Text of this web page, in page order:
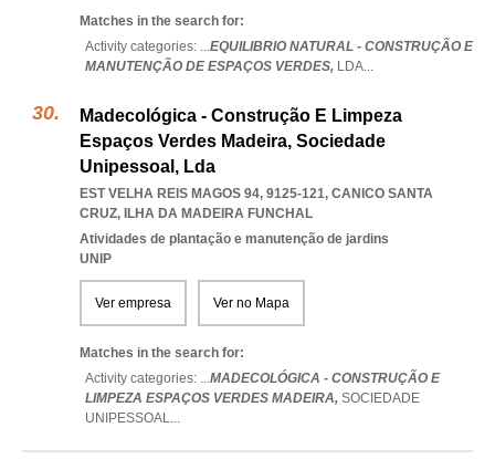
Matches in the search for:
Activity categories: ...EQUILIBRIO NATURAL - CONSTRUÇÃO E
MANUTENÇÃO DE ESPAÇOS VERDES, LDA...
Madecológica - Construção E Limpeza
Espaços Verdes Madeira, Sociedade
Unipessoal, Lda
EST VELHA REIS MAGOS 94, 9125-121, CANICO SANTA
CRUZ, ILHA DA MADEIRA FUNCHAL
Atividades de plantação e manutenção de jardins
UNIP
Ver empresa Ver no Mapa
Matches in the search for:
Activity categories: ...MADECOLÓGICA - CONSTRUÇÃO E
LIMPEZA ESPAÇOS VERDES MADEIRA, SOCIEDADE
UNIPESSOAL...